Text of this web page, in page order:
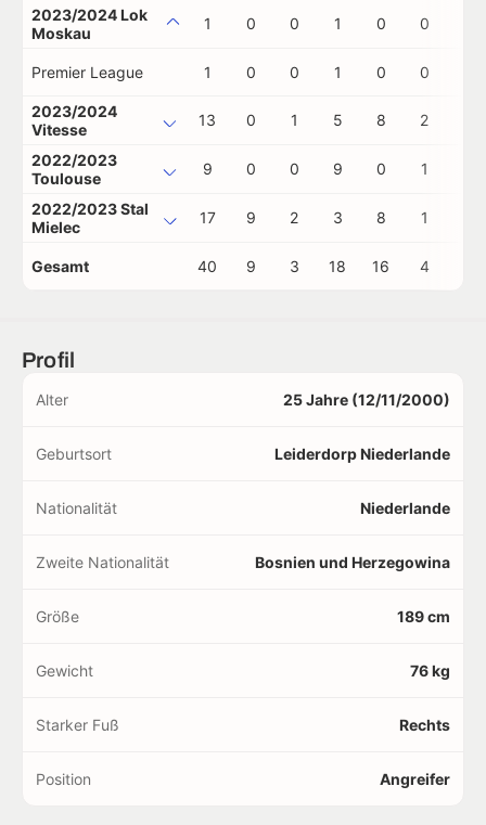
2023/2024 Lok
Moskau
1 0 0 1 0 0
Premier League 1 0 0 1 0 0
2023/2024
Vitesse
13 0 1 5 8 2
2022/2023
Toulouse
9 0 0 9 0 1
2022/2023 Stal
Mielec
17 9 2 3 8 1
Gesamt 40 9 3 18 16 4
Profil
Alter 25 Jahre (12/11/2000)
Geburtsort Leiderdorp Niederlande
Nationalität Niederlande
Zweite Nationalität Bosnien und Herzegowina
Größe 189 cm
Gewicht 76 kg
Starker Fuß Rechts
Position Angreifer